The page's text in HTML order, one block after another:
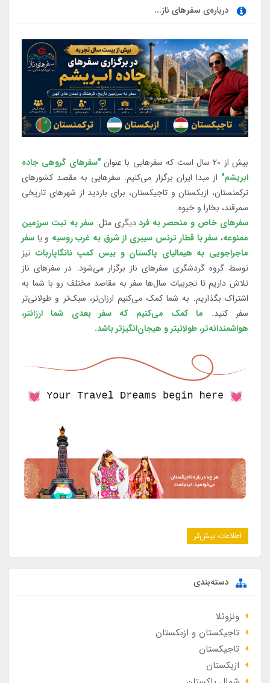
درباره‌ی سفرهای ناز...
بیش از 20 سال است که سفرهایی با عنوان
"سفرهای گروهی جاده
ابریشم" از مبدا ایران برگزار می‌کنیم. سفرهایی به مقصد کشورهای
ترکمنستان، ازبکستان و تاجیکستان، برای بازدید از شهرهای تاریخی
سمرقند، بخارا و خیوه.
سفرهای خاص و منحصر به فرددیگری مثل:سفر به تبت سرزمین
ممنوعه، سفر با قطار ترنس سیبری از شرق به غرب روسیه و یا سفر
ماجراجویی به هیمالیای پاکستان و بیس کمپ نانگاپاربات نیز
توسط گروه گردشگری سفرهای ناز برگزار می‌شود. در سفرهای ناز
تلاش داریم تا تجربیات سال‌ها سفر به مقاصد مختلف رو با شما به
اشتراک بگذاریم. به شما کمک می‌کنیم ارزان‌تر، سبک‌تر و طولانی‌تر
سفر کنید. ما کمک می‌کنیم که سفر بعدی شما ارزانتر،
هواشمندانه‌تر، طولانی‎تر و هیجان‌انگیزتر باشد.
اطلاعات بیش‌تر
دسته‌بندی
ونزوئلا
تاجیکستان و ازبکستان
تاجیکستان
ازبکستان